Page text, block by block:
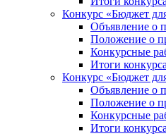
Конкурс «Бюджет
Объявление о
Положение о
Конкурсные
Итоги конкурса
Конкурс «Бюджет
Объявление о
Положение о
Конкурсные
Итоги конкурса